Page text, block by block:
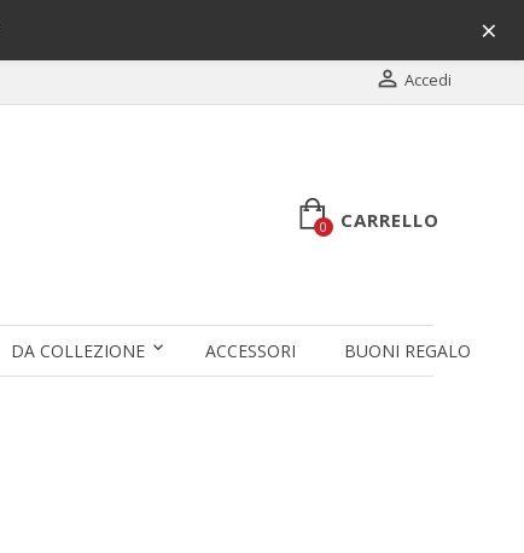
×
 Accedi
CARRELLO
0
DA COLLEZIONE ACCESSORI BUONI REGALO